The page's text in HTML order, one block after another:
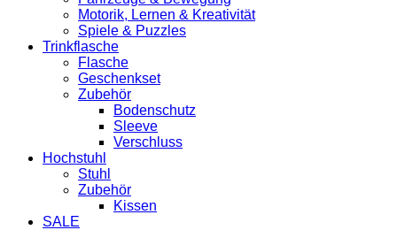
Motorik, Lernen & Kreativität
Spiele & Puzzles
Trinkflasche
Flasche
Geschenkset
Zubehör
Bodenschutz
Sleeve
Verschluss
Hochstuhl
Stuhl
Zubehör
Kissen
SALE